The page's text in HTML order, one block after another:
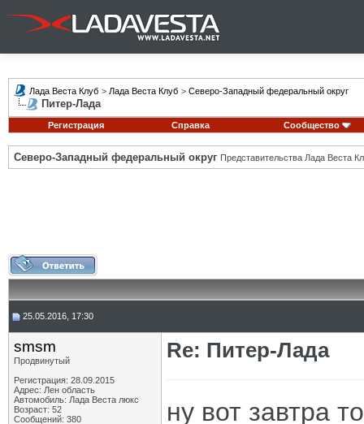
Лада Веста Клуб > Лада Веста Клуб > Северо-Западный федеральный округ
Питер-Лада
Регистрация Справка Сообщество
Северо-Западный федеральный округ Представительства Лада Веста
25.05.2016, 17:30
smsm
Продвинутый
Регистрация: 28.09.2015
Адрес: Лен область
Автомобиль: Лада Веста люкс
Возраст: 52
Сообщений: 380
Re: Питер-Лада
ну вот завтра